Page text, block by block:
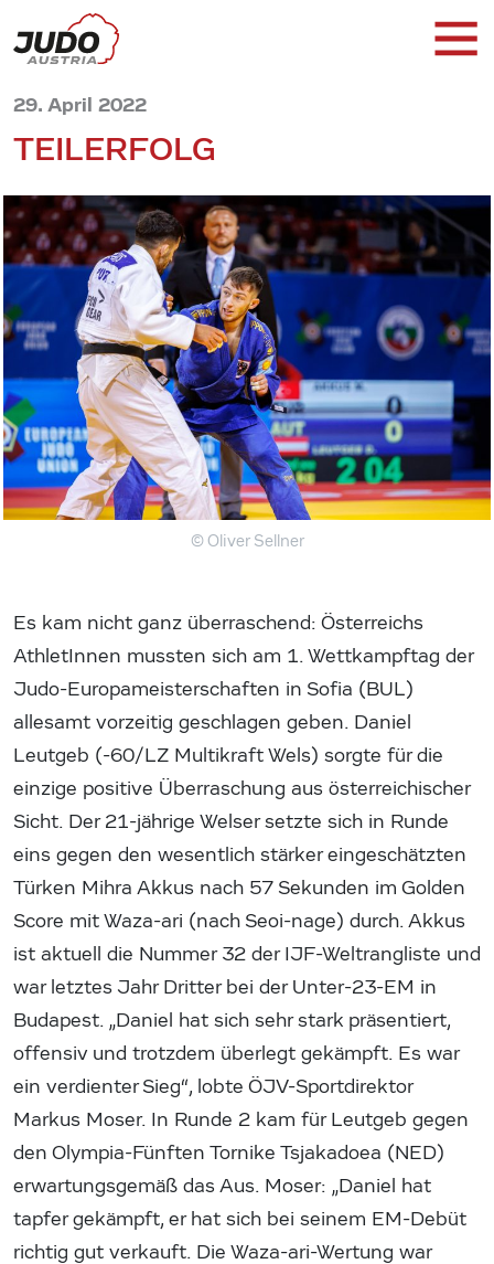
29. April 2022
TEILERFOLG
© Oliver Sellner
Es kam nicht ganz überraschend: Österreichs
AthletInnen mussten sich am 1. Wettkampftag der
Judo-Europameisterschaften in Sofia (BUL)
allesamt vorzeitig geschlagen geben. Daniel
Leutgeb (-60/LZ Multikraft Wels) sorgte für die
einzige positive Überraschung aus österreichischer
Sicht. Der 21-jährige Welser setzte sich in Runde
eins gegen den wesentlich stärker eingeschätzten
Türken Mihra Akkus nach 57 Sekunden im Golden
Score mit Waza-ari (nach Seoi-nage) durch. Akkus
ist aktuell die Nummer 32 der IJF-Weltrangliste und
war letztes Jahr Dritter bei der Unter-23-EM in
Budapest. „Daniel hat sich sehr stark präsentiert,
offensiv und trotzdem überlegt gekämpft. Es war
ein verdienter Sieg“, lobte ÖJV-Sportdirektor
Markus Moser. In Runde 2 kam für Leutgeb gegen
den Olympia-Fünften Tornike Tsjakadoea (NED)
erwartungsgemäß das Aus. Moser: „Daniel hat
tapfer gekämpft, er hat sich bei seinem EM-Debüt
richtig gut verkauft. Die Waza-ari-Wertung war